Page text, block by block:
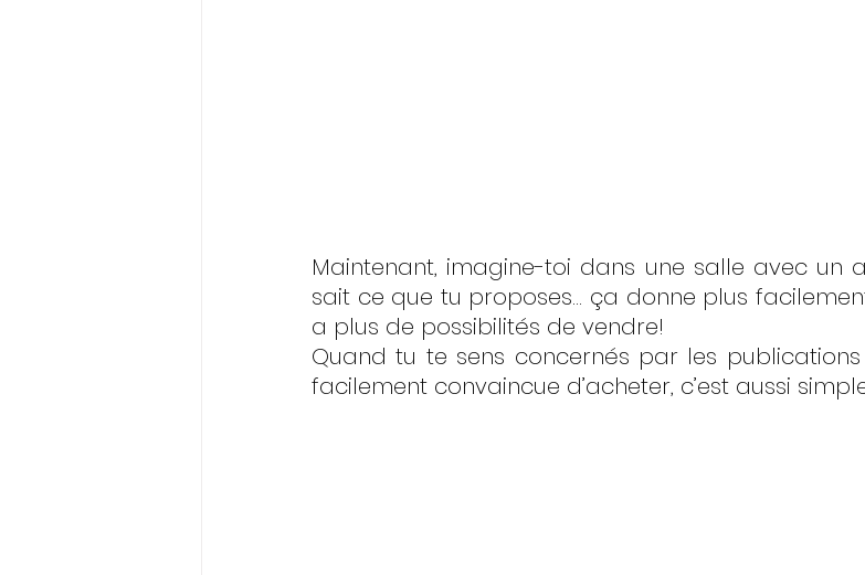
Maintenant, imagine-toi dans une salle avec un
sait ce que tu proposes… ça donne plus
a plus de possibilités de vendre!
Quand tu te sens concernés par les
facilement convaincue d’acheter, c’est aussi